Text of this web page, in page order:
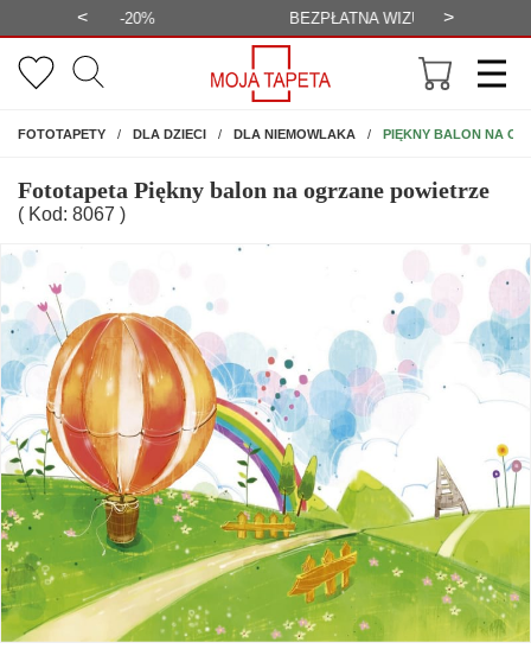
< BEZPŁATNA WIZUALIZACJA >
FOTOTAPETYNA ŚCIANĘ
DLA DZIECI DLA NIEMOWLAKA PIĘKNY BALON NA
Fototapeta Piękny balon na ogrzane powietrze
( Kod: 8067 )